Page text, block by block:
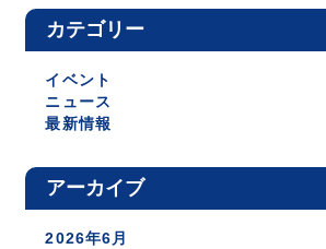
カテゴリー
イベント
ニュース
最新情報
アーカイブ
2026年6月